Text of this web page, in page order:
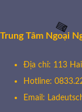
🧧
Trung Tâm Ngoại
Địa chỉ: 113
Hotline:
Email: